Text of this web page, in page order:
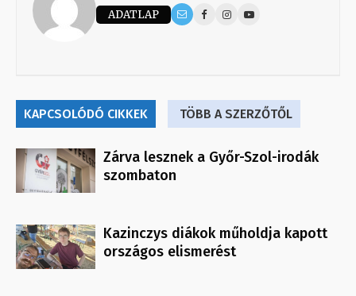
ADATLAP
KAPCSOLÓDÓ CIKKEK TÖBB A SZERZŐTŐL
Zárva lesznek a Győr-Szol-irodák
szombaton
Kazinczys diákok műholdja kapott
országos elismerést